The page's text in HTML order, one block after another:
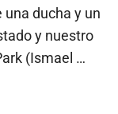
ducha y un
y nuestro
(Ismael …